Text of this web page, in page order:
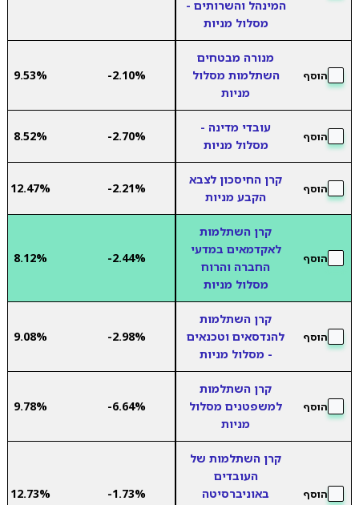
המינהל והשרותים -
מסלול מניות
הוסף
מנורה מבטחים
השתלמות מסלול
מניות
-2.10%
9.53%
הוסף
עובדי מדינה -
מסלול מניות
-2.70%
8.52%
הוסף
קרן החיסכון לצבא
הקבע מניות
-2.21%
12.47%
הוסף
קרן השתלמות
לאקדמאים במדעי
החברה והרוח
מסלול מניות
-2.44%
8.12%
הוסף
קרן השתלמות
להנדסאים וטכנאים
- מסלול מניות
-2.98%
9.08%
הוסף
קרן השתלמות
למשפטנים מסלול
מניות
-6.64%
9.78%
הוסף
קרן השתלמות של
העובדים
באוניברסיטה
-1.73%
12.73%